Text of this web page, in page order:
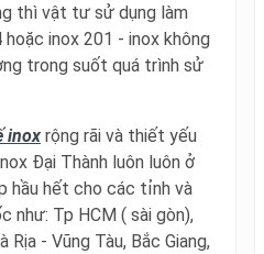
thì vật tư sử dụng làm
inox 201 - inox không
trong suốt quá trình sử
inox rộng rãi và thiết yếu
Đại Thành luôn luôn ở
hầu hết cho các tỉnh và
như: Tp HCM ( sài gòn),
Rịa - Vũng Tàu, Bắc Giang,